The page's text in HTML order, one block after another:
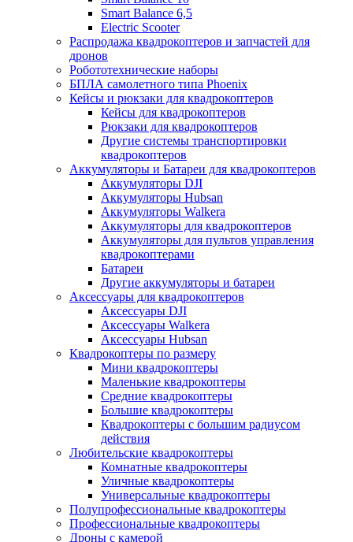
Smart Balance 6,5
Electric Scooter
Распродажа квадрокоптеров и запчастей для
дронов
Робототехнические наборы
БПЛА самолетного типа Phoenix
Кейсы и рюкзаки для квадрокоптеров
Кейсы для квадрокоптеров
Рюкзаки для квадрокоптеров
Другие системы транспортировки
квадрокоптеров
Аккумуляторы и Батареи для квадрокоптеров
Аккумуляторы DJI
Аккумуляторы Hubsan
Аккумуляторы Walkera
Аккумуляторы для квадрокоптеров
Аккумуляторы для пультов управления
квадрокоптерами
Батареи
Другие аккумуляторы и батареи
Аксессуары для квадрокоптеров
Аксессуары DJI
Аксессуары Walkera
Аксессуары Hubsan
Квадрокоптеры по размеру
Мини квадрокоптеры
Маленькие квадрокоптеры
Средние квадрокоптеры
Большие квадрокоптеры
Квадрокоптеры с большим радиусом
действия
Любительские квадрокоптеры
Комнатные квадрокоптеры
Уличные квадрокоптеры
Универсальные квадрокоптеры
Полупрофессиональные квадрокоптеры
Профессиональные квадрокоптеры
Дроны с камерой